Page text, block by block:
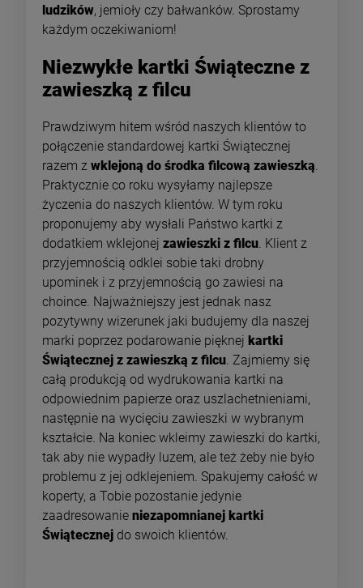
ludzików, jemioły czy bałwanków. Sprostamy
każdym oczekiwaniom!
Niezwykłe kartki Świąteczne z
zawieszką z filcu
Prawdziwym hitem wśród naszych klientów to
połączenie standardowej kartki Świątecznej
razem z wklejoną do środka filcową zawieszką.
Praktycznie co roku wysyłamy najlepsze
życzenia do naszych klientów. W tym roku
proponujemy aby wysłali Państwo kartki z
dodatkiem wklejonej zawieszki z filcu. Klient z
przyjemnością odklei sobie taki drobny
upominek i z przyjemnością go zawiesi na
choince. Najważniejszy jest jednak nasz
pozytywny wizerunek jaki budujemy dla naszej
marki poprzez podarowanie pięknej kartki
Świątecznej z zawieszką z filcu. Zajmiemy się
całą produkcją od wydrukowania kartki na
odpowiednim papierze oraz uszlachetnieniami,
następnie na wycięciu zawieszki w wybranym
kształcie. Na koniec wkleimy zawieszki do kartki,
tak aby nie wypadły luzem, ale też żeby nie było
problemu z jej odklejeniem. Spakujemy całość w
koperty, a Tobie pozostanie jedynie
zaadresowanie niezapomnianej kartki
Świątecznej do swoich klientów.